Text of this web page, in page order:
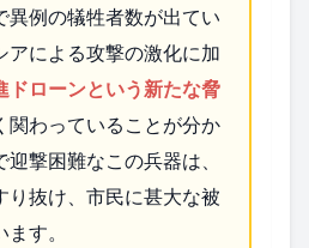
異例の犠牲者数が出てい
アによる攻撃の激化に加
ドローンという新たな脅
関わっていることが分か
撃困難なこの兵器は、
り抜け、市民に甚大な被
す。